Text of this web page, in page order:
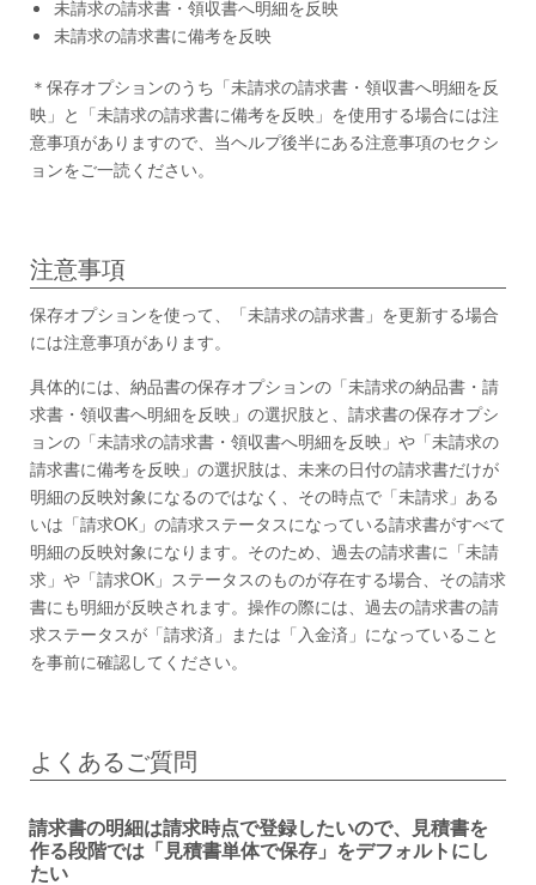
未請求の請求書・領収書へ明細を反映
未請求の請求書に備考を反映
＊保存オプションのうち「未請求の請求書・領収書へ明細を反
映」と「未請求の請求書に備考を反映」を使用する場合には注
意事項がありますので、当ヘルプ後半にある注意事項のセクシ
ョンをご一読ください。
注意事項
保存オプションを使って、「未請求の請求書」を更新する場合
には注意事項があります。
具体的には、納品書の保存オプションの「未請求の納品書・請
求書・領収書へ明細を反映」の選択肢と、請求書の保存オプシ
ョンの「未請求の請求書・領収書へ明細を反映」や「未請求の
請求書に備考を反映」の選択肢は、未来の日付の請求書だけが
明細の反映対象になるのではなく、その時点で「未請求」ある
いは「請求OK」の請求ステータスになっている請求書がすべて
明細の反映対象になります。そのため、過去の請求書に「未請
求」や「請求OK」ステータスのものが存在する場合、その請求
書にも明細が反映されます。操作の際には、過去の請求書の請
求ステータスが「請求済」または「入金済」になっていること
を事前に確認してください。
よくあるご質問
請求書の明細は請求時点で登録したいので、見積書を
作る段階では「見積書単体で保存」をデフォルトにし
たい